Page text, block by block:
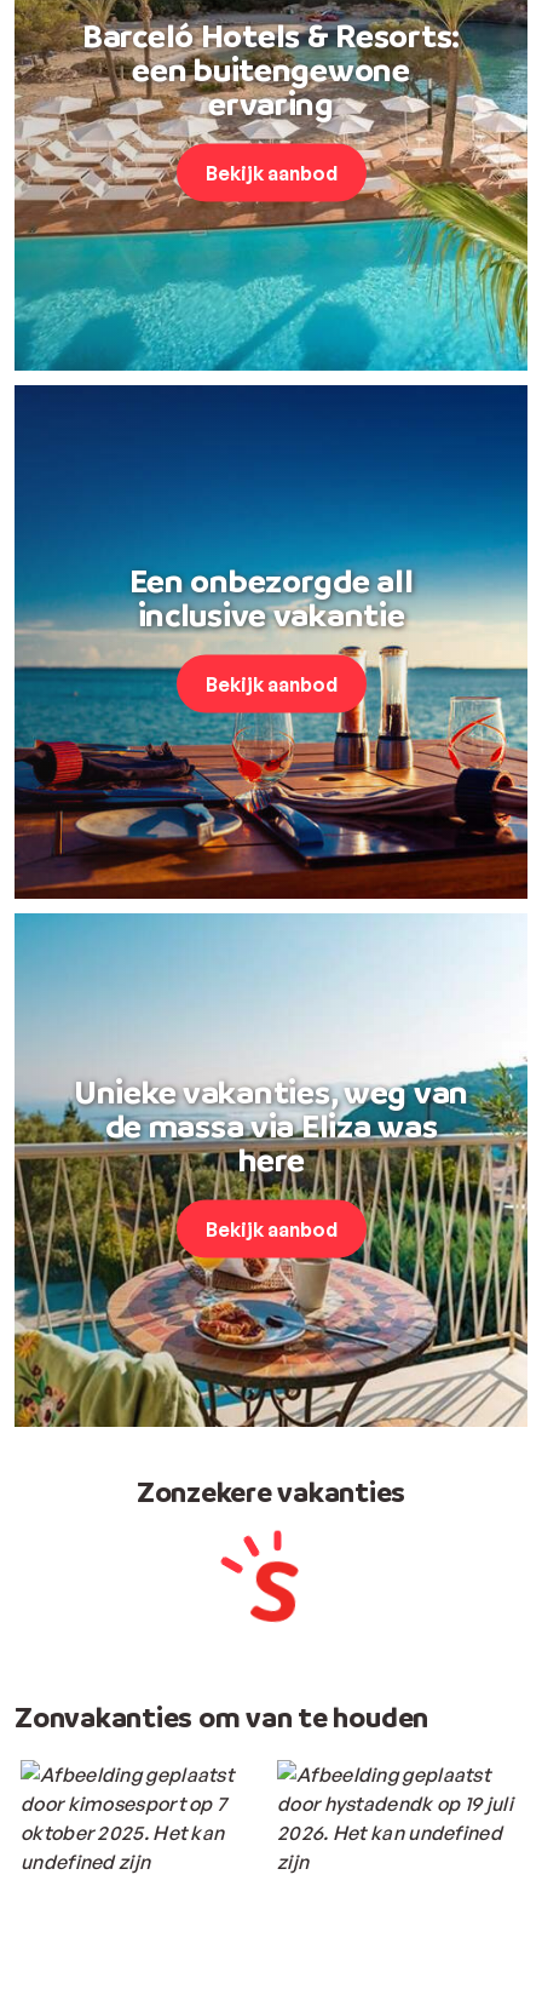
Barceló Hotels & Resorts:
een buitengewone
ervaring
Bekijk aanbod
Een onbezorgde all
inclusive vakantie
Bekijk aanbod
Unieke vakanties, weg van
de massa via Eliza was
here
Bekijk aanbod
Zonzekere vakanties
Zonvakanties om van te houden